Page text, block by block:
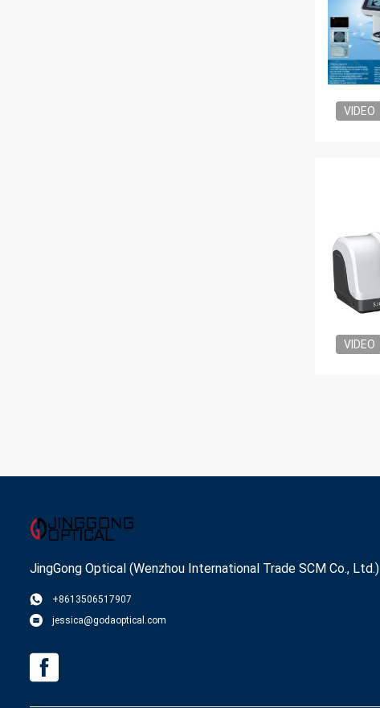
VIDEO
VIDEO
JingGong Optical (Wenzhou International Trade SCM Co., Ltd.)
+8613506517907
jessica@godaoptical.com